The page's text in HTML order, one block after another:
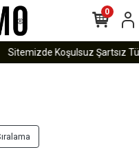
Sitemizde Koşulsuz Şartsız
0